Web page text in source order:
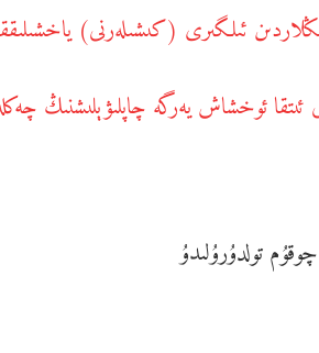
ئىلگىرى (كىشىلەرنى)
ئوخشاش يەرگە چاپلىۋېلىشنىڭ
تولدۇرۇلىدۇ